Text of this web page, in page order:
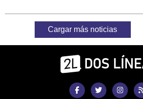
Cargar más noticias